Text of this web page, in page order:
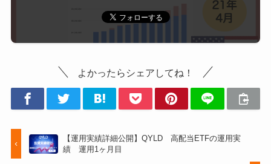
よかったらシェアしてね！
【運用実績詳細公開】QYLD 高配当ETFの運用実
績 運用1ヶ月目